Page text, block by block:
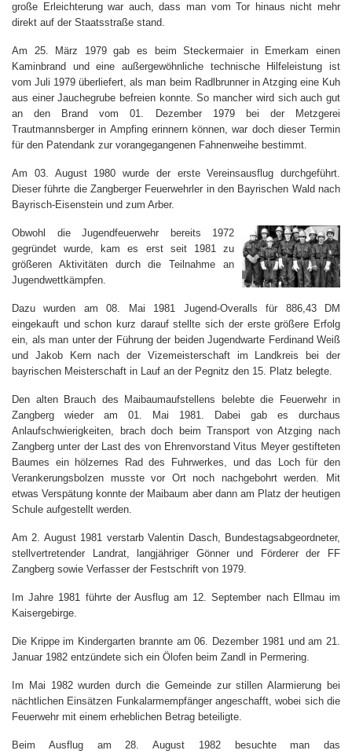
große Erleichterung war auch, dass man vom Tor hinaus nicht mehr
direkt auf der Staatsstraße stand.
Am 25. März 1979 gab es beim Steckermaier in Emerkam einen
Kaminbrand und eine außergewöhnliche technische Hilfeleistung ist
vom Juli 1979 überliefert, als man beim Radlbrunner in Atzging eine Kuh
aus einer Jauchegrube befreien konnte. So mancher wird sich auch gut
an den Brand vom 01. Dezember 1979 bei der Metzgerei
Trautmannsberger in Ampfing erinnern können, war doch dieser Termin
für den Patendank zur vorangegangenen Fahnenweihe bestimmt.
Am 03. August 1980 wurde der erste Vereinsausflug durchgeführt.
Dieser führte die Zangberger Feuerwehrler in den Bayrischen Wald nach
Bayrisch-Eisenstein und zum Arber.
Obwohl die Jugendfeuerwehr bereits 1972
gegründet wurde, kam es erst seit 1981 zu
größeren Aktivitäten durch die Teilnahme an
Jugendwettkämpfen.
Dazu wurden am 08. Mai 1981 Jugend-Overalls für 886,43 DM
eingekauft und schon kurz darauf stellte sich der erste größere Erfolg
ein, als man unter der Führung der beiden Jugendwarte Ferdinand Weiß
und Jakob Kern nach der Vizemeisterschaft im Landkreis bei der
bayrischen Meisterschaft in Lauf an der Pegnitz den 15. Platz belegte.
Den alten Brauch des Maibaumaufstellens belebte die Feuerwehr in
Zangberg wieder am 01. Mai 1981. Dabei gab es durchaus
Anlaufschwierigkeiten, brach doch beim Transport von Atzging nach
Zangberg unter der Last des von Ehrenvorstand Vitus Meyer gestifteten
Baumes ein hölzernes Rad des Fuhrwerkes, und das Loch für den
Verankerungsbolzen musste vor Ort noch nachgebohrt werden. Mit
etwas Verspätung konnte der Maibaum aber dann am Platz der heutigen
Schule aufgestellt werden.
Am 2. August 1981 verstarb Valentin Dasch, Bundestagsabgeordneter,
stellvertretender Landrat, langjähriger Gönner und Förderer der FF
Zangberg sowie Verfasser der Festschrift von 1979.
Im Jahre 1981 führte der Ausflug am 12. September nach Ellmau im
Kaisergebirge.
Die Krippe im Kindergarten brannte am 06. Dezember 1981 und am 21.
Januar 1982 entzündete sich ein Ölofen beim Zandl in Permering.
Im Mai 1982 wurden durch die Gemeinde zur stillen Alarmierung bei
nächtlichen Einsätzen Funkalarmempfänger angeschafft, wobei sich die
Feuerwehr mit einem erheblichen Betrag beteiligte.
Beim Ausflug am 28. August 1982 besuchte man das